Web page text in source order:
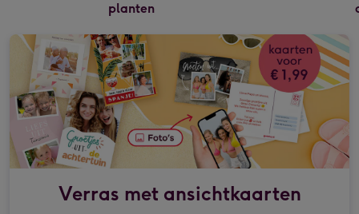
planten
Verras met ansichtkaarten